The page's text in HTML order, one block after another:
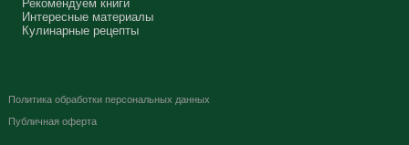
Рекомендуем книги
Интересные материалы
Кулинарные рецепты
Политика обработки персональных данных
Публичная оферта